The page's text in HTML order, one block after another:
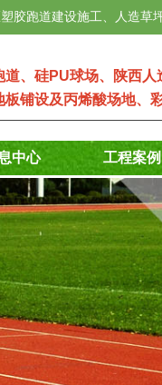
道、 硅PU球场、 陕西人
板铺设及丙烯酸场地、
胶跑道建设施工、人造草
中心 工程案例